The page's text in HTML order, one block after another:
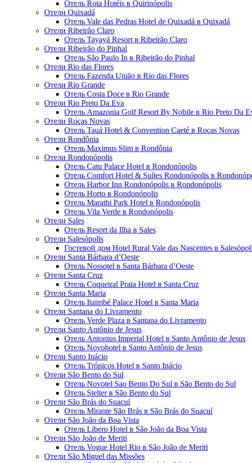
Отель Rota Hotéis в Quirinópolis
Отели Quixadá
Отель Vale das Pedras Hotel de Quixadá в Quixadá
Отели Ribeirão Claro
Отель Tayayá Resort в Ribeirão Claro
Отели Ribeirão do Pinhal
Отель São Paulo In в Ribeirão do Pinhal
Отели Rio das Flores
Отель Fazenda União в Rio das Flores
Отели Rio Grande
Отель Costa Doce в Rio Grande
Отели Rio Preto Da Eva
Отель Amazonia Golf Resort By Nobile в Rio Preto Da
Отели Roças Novas
Отель Tauá Hotel & Convention Caeté в Roças Novas
Отели Rondônia
Отель Maximus Slim в Rondônia
Отели Rondonópolis
Отель Catu Palace Hotel в Rondonópolis
Отель Comfort Hotel & Suítes Rondonópolis в
Отель Harbor Inn Rondonópolis в Rondonópolis
Отель Horto в Rondonópolis
Отель Marathi Park Hotel в Rondonópolis
Отель Vila Verde в Rondonópolis
Отели Sales
Отель Resort da Ilha в Sales
Отели Salesópolis
Гостевой дом Hotel Rural Vale das Nascentes в
Отели Santa Bárbara dʼOeste
Отель Nossotel в Santa Bárbara dʼOeste
Отели Santa Cruz
Отель Coqueiral Praia Hotel в Santa Cruz
Отели Santa Maria
Отель Itaimbé Palace Hotel в Santa Maria
Отели Santana do Livramento
Отель Verde Plaza в Santana do Livramento
Отели Santo Antônio de Jesus
Отель Antonius Imperial Hotel в Santo Antônio de Jesus
Отель Novohotel в Santo Antônio de Jesus
Отели Santo Inácio
Отель Trópicos Hotel в Santo Inácio
Отели São Bento do Sul
Отель Novotel Sao Bento Do Sul в São Bento do Sul
Отель Stelter в São Bento do Sul
Отели São Brás do Suaçuí
Отель Mirante São Brás в São Brás do Suaçuí
Отели São João da Boa Vista
Отель Libero Hotel в São João da Boa Vista
Отели São João de Meriti
Отель Vogue Hotel Rio в São João de Meriti
Отели São Miguel das Missões